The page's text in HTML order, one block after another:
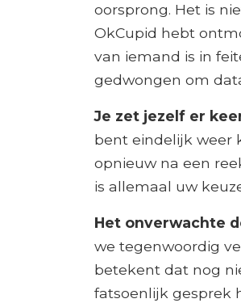
oorsprong. Het is
OkCupid hebt
van iemand is in
gedwongen om
Je zet jezelf er
bent eindelijk weer
opnieuw na een
is allemaal uw
Het onverwachte
we tegenwoordig
betekent dat nog
fatsoenlijk gesprek